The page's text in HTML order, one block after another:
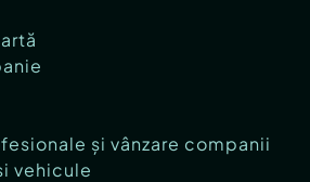
și vânzare companii
vehicule